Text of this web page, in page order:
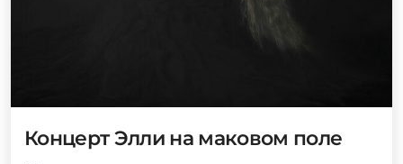
Концерт Элли на маковом поле